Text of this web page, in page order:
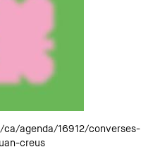
agenda/16912/converses-
creus